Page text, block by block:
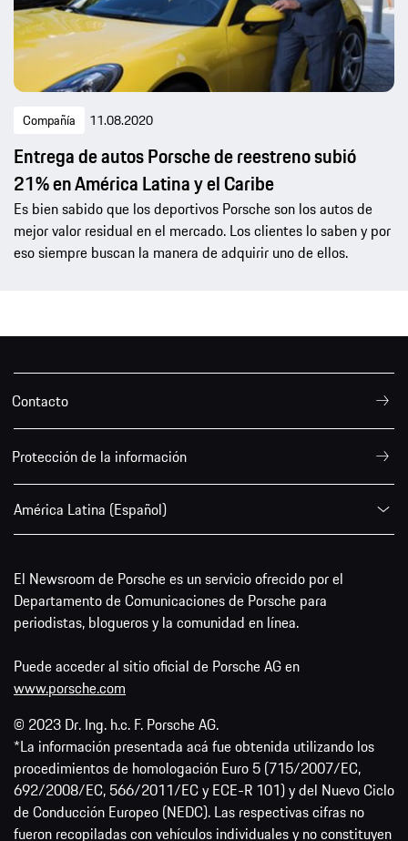
Compañía 11.08.2020
Entrega de autos Porsche de reestreno subió
21% en América Latina y el Caribe
Es bien sabido que los deportivos Porsche son los autos de
mejor valor residual en el mercado. Los clientes lo saben y por
eso siempre buscan la manera de adquirir uno de ellos.
Contacto
Protección de la información
América Latina (Español)
El Newsroom de Porsche es un servicio ofrecido por el
Departamento de Comunicaciones de Porsche para
periodistas, blogueros y la comunidad en línea.
Puede acceder al sitio oficial de Porsche AG en
www.porsche.com
© 2023 Dr. Ing. h.c. F. Porsche AG.
*La información presentada acá fue obtenida utilizando los
procedimientos de homologación Euro 5 (715/2007/EC,
692/2008/EC, 566/2011/EC y ECE-R 101) y del Nuevo Ciclo
de Conducción Europeo (NEDC). Las respectivas cifras no
fueron recopiladas con vehículos individuales y no constituyen